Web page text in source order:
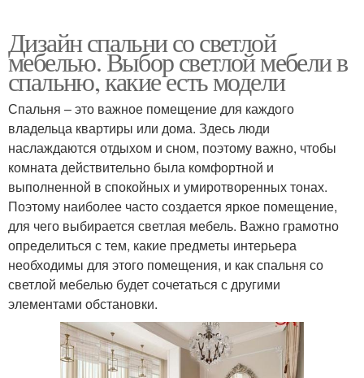
Дизайн спальни со светлой
мебелью. Выбор светлой мебели в
спальню, какие есть модели
Спальня – это важное помещение для каждого
владельца квартиры или дома. Здесь люди
наслаждаются отдыхом и сном, поэтому важно, чтобы
комната действительно была комфортной и
выполненной в спокойных и умиротворенных тонах.
Поэтому наиболее часто создается яркое помещение,
для чего выбирается светлая мебель. Важно грамотно
определиться с тем, какие предметы интерьера
необходимы для этого помещения, и как спальня со
светлой мебелью будет сочетаться с другими
элементами обстановки.